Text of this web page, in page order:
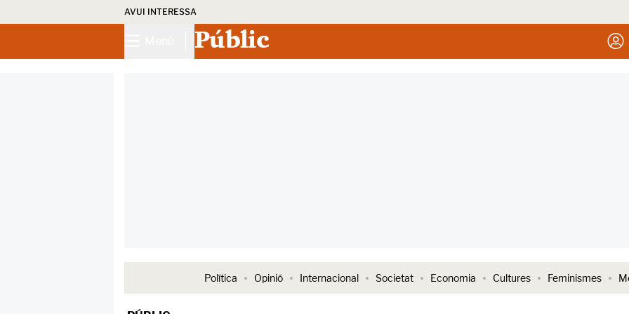
AVUI INTERESSA
Públic
Política Opinió Internacional Societat Economia Cultures Feminismes